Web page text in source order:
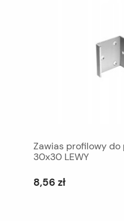
Zawias profilowy
30x30 LEWY
8,56 zł